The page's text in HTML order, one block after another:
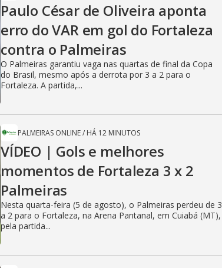
Paulo César de Oliveira aponta
erro do VAR em gol do Fortaleza
contra o Palmeiras
O Palmeiras garantiu vaga nas quartas de final da Copa
do Brasil, mesmo após a derrota por 3 a 2 para o
Fortaleza. A partida,...
PALMEIRAS ONLINE/ HÁ 12 MINUTOS
VÍDEO | Gols e melhores
momentos de Fortaleza 3 x 2
Palmeiras
Nesta quarta-feira (5 de agosto), o Palmeiras perdeu de 3
a 2 para o Fortaleza, na Arena Pantanal, em Cuiabá (MT),
pela partida...